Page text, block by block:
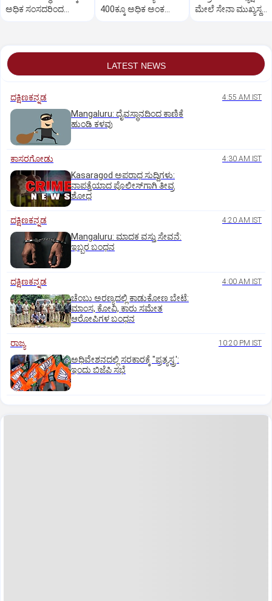
ಅಧಿಕ ಸಂಸದರಿಂದ
400ಕ್ಕೂ ಅಧಿಕ ಅಂಕ
ಮೇಲೆ ಸೇನಾ ಮುಖ್ಯಸ್ಥ
LATEST NEWS
ದಕ್ಷಿಣಕನ್ನಡ 4:55 AM IST
Mangaluru: ದೈವಸ್ಥಾನದಿಂದ ಕಾಣಿಕೆ
ಹುಂಡಿ ಕಳವು
ಕಾಸರಗೋಡು 4:30 AM IST
Kasaragod ಅಪರಾಧ ಸುದ್ದಿಗಳು:
ನಾಪತ್ತೆಯಾದ ಪೊಲೀಸ್‌ಗಾಗಿ ತೀವ್ರ
ಶೋಧ
ದಕ್ಷಿಣಕನ್ನಡ 4:20 AM IST
Mangaluru: ಮಾದಕ ವಸ್ತು ಸೇವನೆ:
ಇಬ್ಬರ ಬಂಧನ
ದಕ್ಷಿಣಕನ್ನಡ 4:00 AM IST
ಚೆಂಬು ಅರಣ್ಯದಲ್ಲಿ ಕಾಡುಕೋಣ ಬೇಟೆ:
ಮಾಂಸ, ಕೋವಿ, ಕಾರು ಸಮೇತ
ಆರೋಪಿಗಳ ಬಂಧನ
ರಾಜ್ಯ 10:20 PM IST
ಅಧಿವೇಶನದಲ್ಲಿ ಸರಕಾರಕ್ಕೆ "ಪ್ರತ್ಯಸ್ತ್ರ':
ಇಂದು ಬಿಜೆಪಿ ಸಭೆ